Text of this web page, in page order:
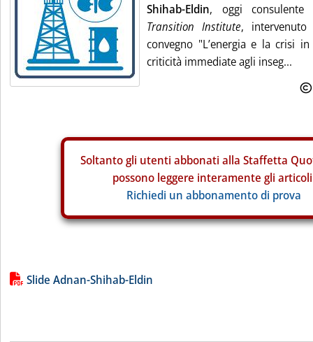
Shihab-Eldin, oggi
Transition Institute,
convegno "L’energia e la crisi
criticità immediate agli inseg...
Soltanto gli utenti abbonati alla Staffetta
possono leggere interamente gli
Richiedi un abbonamento di prova
Lista allegati PDF alla notizia
Slide Adnan-Shihab-Eldin